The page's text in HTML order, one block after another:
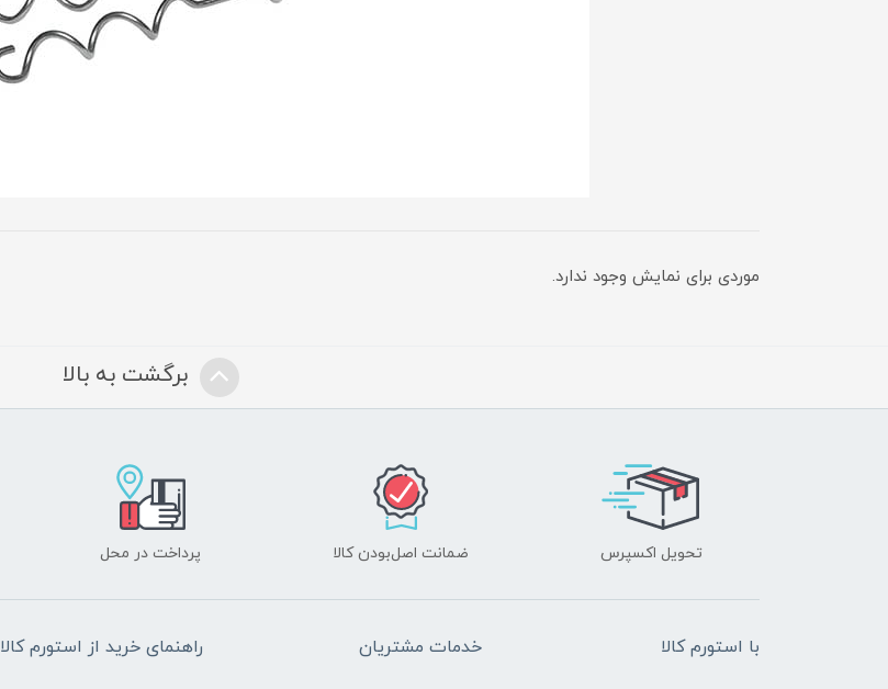
موردی برای نمایش وجود ندارد.
برگشت به بالا
تحویل اکسپرس ضمانت اصل‌بودن کالا پرداخت در محل
با استورم کالا خدمات مشتریان راهنمای خرید از استورم کالا